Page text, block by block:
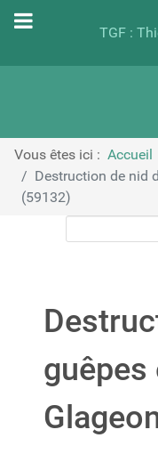
TGF :
Vous êtes ici : Accueil
Destruction de nid
(59132)
guêpes